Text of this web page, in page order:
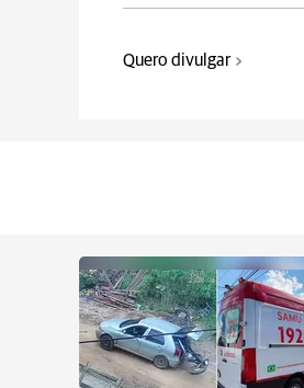
Quero divulgar